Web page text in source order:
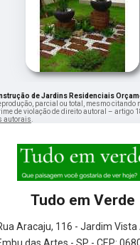
de Jardins Residenciais
parcial ou total, mesmo citando
de violação de direito autoral – artigo
autorais
Tudo em Verde
Aracaju, 116 - Jardim Vista